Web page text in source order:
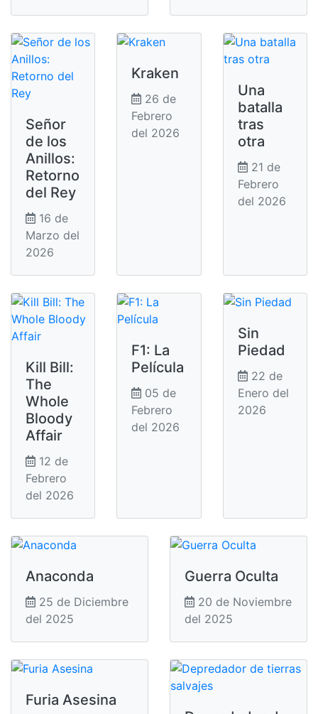
Señor
de los
Anillos:
Retorno
del Rey
16 de
Marzo del
2026
Kraken
26 de
Febrero
del 2026
Una
batalla
tras
otra
21 de
Febrero
del 2026
Kill Bill:
The
Whole
Bloody
Affair
12 de
Febrero
del 2026
F1: La
Película
05 de
Febrero
del 2026
Sin
Piedad
22 de
Enero del
2026
Anaconda
25 de Diciembre
del 2025
Guerra Oculta
20 de Noviembre
del 2025
Furia Asesina